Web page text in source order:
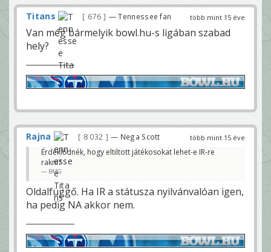
több mint 15 éve
Titans 676 — Tennessee fan
Van még bármelyik bowl.hu-s ligában szabad
hely?
több mint 15 éve
Rajna 8 032 — Nega Scott
Érdeklődnék, hogy eltiltott játékosokat lehet-e IR-re
rakni?
BMG
Oldalfüggő. Ha IR a státusza nyilvánvalóan igen,
ha pedig NA akkor nem.